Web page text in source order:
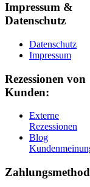
Impressum &
Datenschutz
Datenschutz
Impressum
Rezessionen von
Kunden:
Externe
Rezessionen
Blog